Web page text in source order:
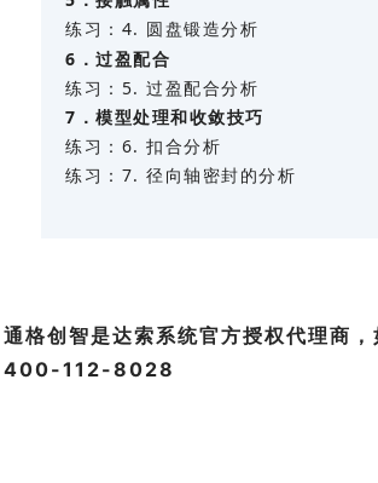
练习：4. 圆盘锻造分析
6．过盈配合
练习：5. 过盈配合分析
7．模型处理和收敛技巧
练习：6. 扣合分析
练习：7. 径向轴密封的分析
通格创智是达索系统官方授权代理商
400-112-8028